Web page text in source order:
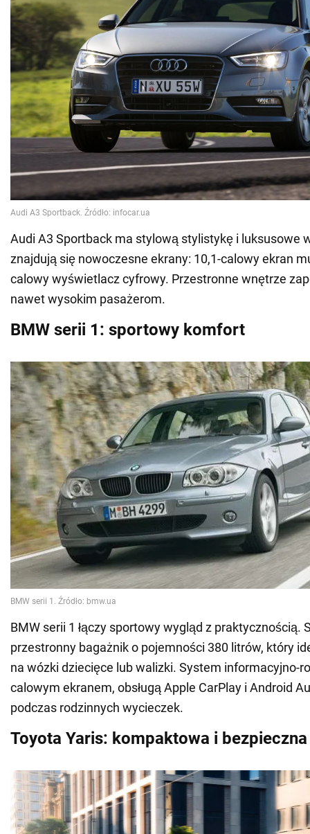
Audi A3 Sportback ma stylową stylistykę i luksusowe
znajdują się nowoczesne ekrany: 10,1-calowy ekran
calowy wyświetlacz cyfrowy. Przestronne wnętrze
nawet wysokim pasażerom.
BMW serii 1: sportowy komfort
BMW serii 1 łączy sportowy wygląd z praktycznością.
przestronny bagażnik o pojemności 380 litrów, który
na wózki dziecięce lub walizki. System informacyjno-
calowym ekranem, obsługą Apple CarPlay i Android
podczas rodzinnych wycieczek.
Toyota Yaris: kompaktowa i bezpieczna